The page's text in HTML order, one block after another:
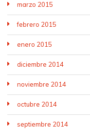
marzo 2015
febrero 2015
enero 2015
diciembre 2014
noviembre 2014
octubre 2014
septiembre 2014